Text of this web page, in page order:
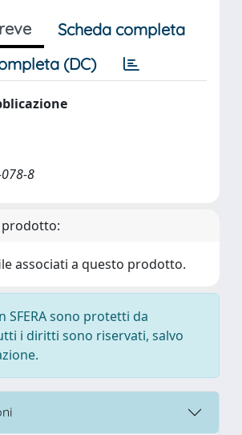
Scheda completa
(DC)
8
prodotto:
associati a questo prodotto.
SFERA sono protetti da
i diritti sono riservati, salvo